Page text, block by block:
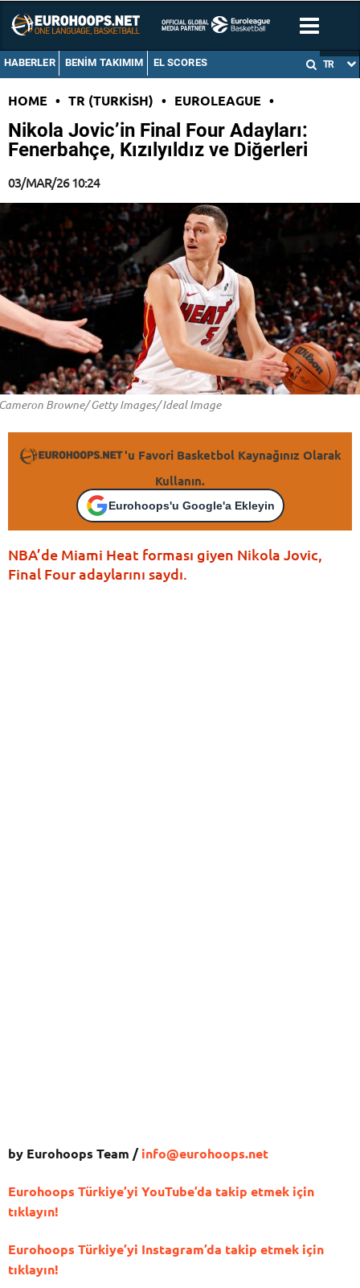
HABERLER BENIM TAKIMIM EL SCORES TR
HOME • TR (TURKISH) • EUROLEAGUE •
Nikola Jovic’in Final Four Adayları:
Fenerbahçe, Kızılyıldız ve Diğerleri
03/MAR/26 10:24
Browne/ Getty Images/ Ideal Image
'u Favori Basketbol Kaynağınız Olarak
Kullanın.
Eurohoops'u Google'a Ekleyin
NBA’de Miami Heat forması giyen Nikola Jovic,
Final Four adaylarını saydı.
by Eurohoops Team /info@eurohoops.net
Eurohoops Türkiye’yi YouTube’da takip etmek için
tıklayın!
Eurohoops Türkiye’yi Instagram’da takip etmek için
tıklayın!